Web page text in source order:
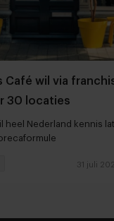
Café wil via
30 locaties
heel Nederland kennis
31 juli